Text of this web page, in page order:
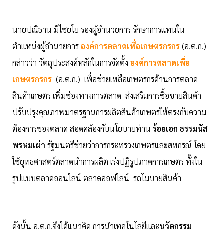
นายปณิธาน มีไชยโย รองผู้อำนวยการ รักษาการแทนใน
ตำแหน่งผู้อำนวยการองค์การตลาดเพื่อเกษตรกรกร(อ.ต.ก.)
กล่าวว่า วัตถุประสงค์หลักในการจัดตั้ง องค์การตลาดเพื่อ
เกษตรกรกร (อ.ต.ก.) เพื่อช่วยเหลือเกษตรกรด้านการตลาด
สินค้าเกษตร เพิ่มช่องทางการตลาด ส่งเสริมการซื้อขายสินค้า
ปรับปรุงคุณภาพมาตรฐานการผลิตสินค้าเกษตรให้ตรงกับความ
ต้องการของตลาด สอดคล้องกับนโยบายท่าน ร้อยเอก ธรรมนัส
พรหมเผ่า รัฐมนตรีช่วยว่าการกระทรวงเกษตรและสหกรณ์ โดย
ใช้ยุทธศาสตร์ตลาดนำการผลิต เร่งปฏิรูปภาคการเกษตร ทั้งใน
รูปแบบตลาดออนไลน์ ตลาดออฟไลน์ รถโมบายสินค้า
ดังนั้น อ.ต.ก.จึงได้แนวคิด การนำเทคโนโลยีและนวัตกรรม